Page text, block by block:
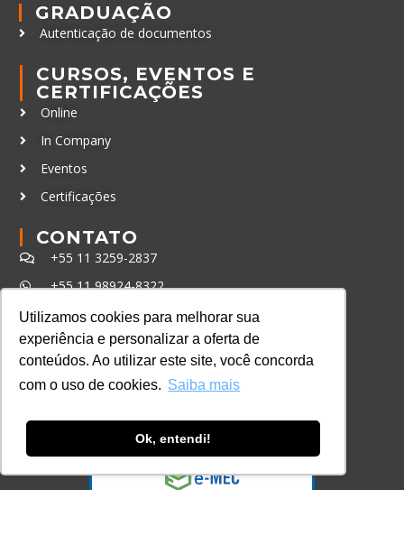
Utilizamos cookies para melhorar sua
experiência e personalizar a oferta de
conteúdos. Ao utilizar este site, você concorda
com o uso de cookies. Saiba mais
Ok, entendi!
GRADUAÇÃO
Autenticação de documentos
CURSOS, EVENTOS E
CERTIFICAÇÕES
Online
In Company
Eventos
Certificações
CONTATO
+55 11 3259-2837
+55 11 98924-8322
contato@lec.com.br
Ferramenta Antifraude
Sistema e-MEC